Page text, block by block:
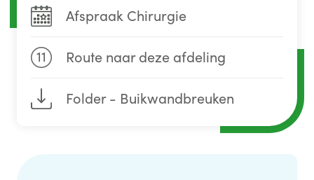
Afspraak Chirurgie
11 Route naar deze afdeling
Folder - Buikwandbreuken